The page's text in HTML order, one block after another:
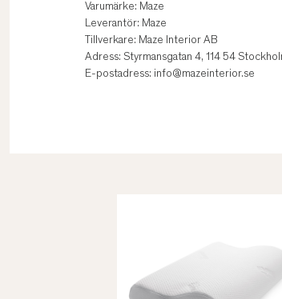
Varumärke: Maze
Leverantör: Maze
Tillverkare: Maze Interior AB
Adress: Styrmansgatan 4, 114 54
E-postadress: info@mazeinterior.se